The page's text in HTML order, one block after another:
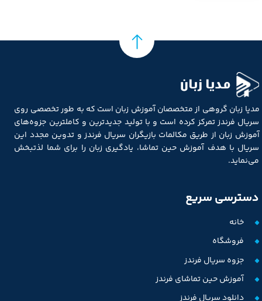
مدیا زبان
مدیا زبان گروهی از متخصصان آموزش زبان است که به طور تخصصی روی
سریال فرندز تمرکز کرده است و با تولید جدیدترین و کاملترین جزوه‌های
آموزش زبان از طریق مکالمات بازیگران سریال فرندز و تدوین مجدد این
سریال با هدف آموزش حین تماشا، یادگیری زبان را برای شما لذتبخش
می‌نماید.
خانه
فروشگاه
جزوه سریال فرندز
آموزش حین تماشای فرندز
دانلود سریال فرندز
دسترسی سریع